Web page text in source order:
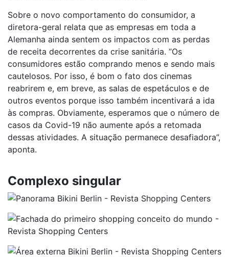
Sobre o novo comportamento do consumidor, a
diretora-geral relata que as empresas em toda a
Alemanha ainda sentem os impactos com as perdas
de receita decorrentes da crise sanitária. “Os
consumidores estão comprando menos e sendo mais
cautelosos. Por isso, é bom o fato dos cinemas
reabrirem e, em breve, as salas de espetáculos e de
outros eventos porque isso também incentivará a ida
às compras. Obviamente, esperamos que o número de
casos da Covid-19 não aumente após a retomada
dessas atividades. A situação permanece desafiadora”,
aponta.
Complexo singular